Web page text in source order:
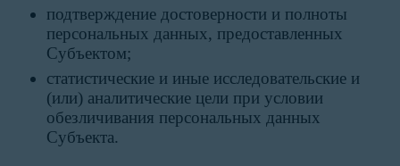
подтверждение достоверности и полноты
персональных данных, предоставленных
Субъектом;
статистические и иные исследовательские и
(или) аналитические цели при условии
обезличивания персональных данных
Субъекта.